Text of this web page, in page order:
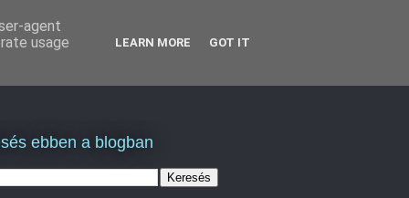
ebben a blogban
agent
usage
LEARN MORE GOT IT